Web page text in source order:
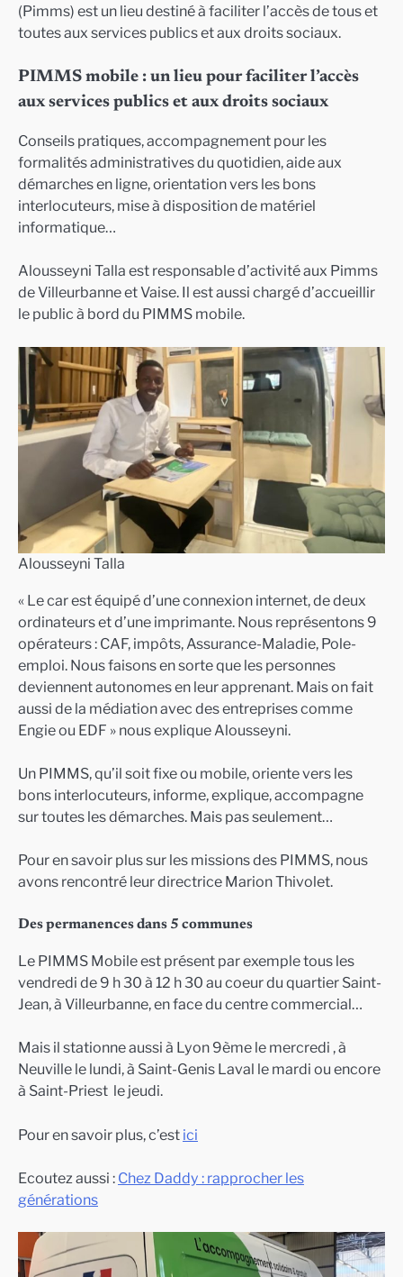
(Pimms) est un lieu destiné à faciliter l’accès de tous et
toutes aux services publics et aux droits sociaux.
PIMMS mobile : un lieu pour faciliter l’accès
aux services publics et aux droits sociaux
Conseils pratiques, accompagnement pour les
formalités administratives du quotidien, aide aux
démarches en ligne, orientation vers les bons
interlocuteurs, mise à disposition de matériel
informatique…
Alousseyni Talla est responsable d’activité aux Pimms
de Villeurbanne et Vaise. Il est aussi chargé d’accueillir
le public à bord du PIMMS mobile.
Alousseyni Talla
« Le car est équipé d’une connexion internet, de deux
ordinateurs et d’une imprimante. Nous représentons 9
opérateurs : CAF, impôts, Assurance-Maladie, Pole-
emploi. Nous faisons en sorte que les personnes
deviennent autonomes en leur apprenant. Mais on fait
aussi de la médiation avec des entreprises comme
Engie ou EDF » nous explique Alousseyni.
Un PIMMS, qu’il soit fixe ou mobile, oriente vers les
bons interlocuteurs, informe, explique, accompagne
sur toutes les démarches. Mais pas seulement…
Pour en savoir plus sur les missions des PIMMS, nous
avons rencontré leur directrice Marion Thivolet.
Des permanences dans 5 communes
Le PIMMS Mobile est présent par exemple tous les
vendredi de 9 h 30 à 12 h 30 au coeur du quartier Saint-
Jean, à Villeurbanne, en face du centre commercial…
Mais il stationne aussi à Lyon 9ème le mercredi , à
Neuville le lundi, à Saint-Genis Laval le mardi ou encore
à Saint-Priest le jeudi.
Pour en savoir plus, c’est ici
Ecoutez aussi : Chez Daddy : rapprocher les
générations